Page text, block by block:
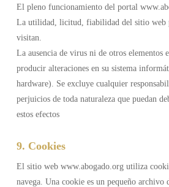
El pleno funcionamiento del portal
La utilidad, licitud, fiabilidad del sitio web
visitan.
La ausencia de virus ni de otros elementos
producir alteraciones en su sistema
hardware). Se excluye cualquier
perjuicios de toda naturaleza que puedan
estos efectos
9. Cookies
El sitio web www.abogado.org utiliza
navega. Una cookie es un pequeño archivo